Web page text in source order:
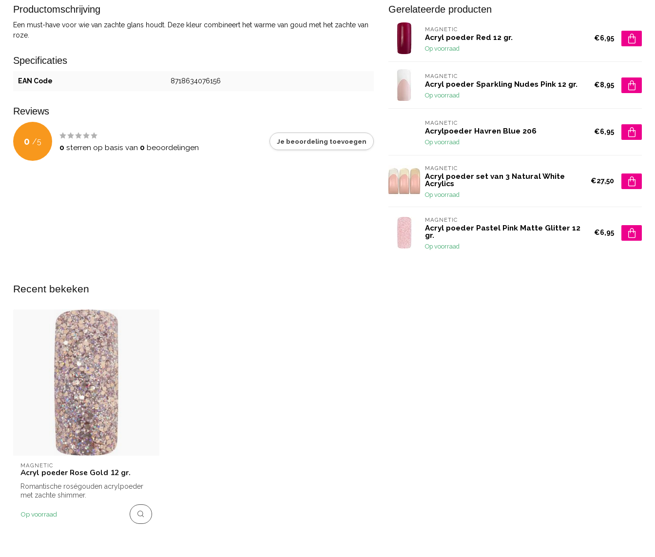
Productomschrijving
Een must-have voor wie van zachte glans houdt. Deze kleur combineert het warme van goud met het zachte van
roze.
Specificaties
EAN Code 8718634076156
Reviews
0 /5
0 sterren op basis van 0 beoordelingen
Je beoordeling toevoegen
Gerelateerde producten
MAGNETIC
Acryl poeder Red 12 gr.
Op voorraad
€6,95
MAGNETIC
Acryl poeder Sparkling Nudes Pink 12 gr.
Op voorraad
€8,95
MAGNETIC
Acrylpoeder Havren Blue 206
Op voorraad
€6,95
MAGNETIC
Acryl poeder set van 3 Natural White
Acrylics
Op voorraad
€27,50
MAGNETIC
Acryl poeder Pastel Pink Matte Glitter 12
gr.
Op voorraad
€6,95
Recent bekeken
MAGNETIC
Acryl poeder Rose Gold 12 gr.
Romantische roségouden acrylpoeder
met zachte shimmer.
Op voorraad